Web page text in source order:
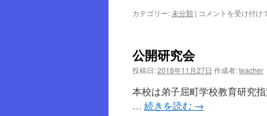
カテゴリー:未分類 | 障
似
体
験
は
コメントを受け付け
公開研究会
投稿日:2018年11月27日 作成者:teacher
本校は弟子屈町学校教育研究
… 続きを読む →